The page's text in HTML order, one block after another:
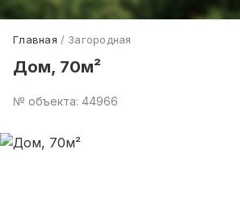
Главная Загородная
Дом, 70м²
№ объекта: 44966